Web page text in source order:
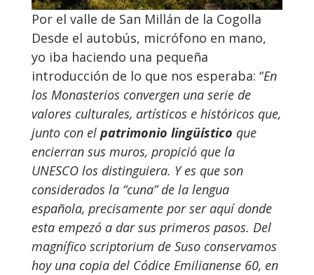
Por el valle de San Millán de la Cogolla
Desde el autobús, micrófono en mano,
yo iba haciendo una pequeña
introducción de lo que nos esperaba: “En
los Monasterios convergen una serie de
valores culturales, artísticos e históricos que,
junto con el patrimonio lingüístico que
encierran sus muros, propició que la
UNESCO los distinguiera. Y es que son
considerados la “cuna” de la lengua
española, precisamente por ser aquí donde
esta empezó a dar sus primeros pasos. Del
magnífico scriptorium de Suso conservamos
hoy una copia del Códice Emilianense 60, en